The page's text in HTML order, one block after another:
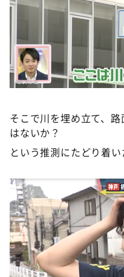
そこで川を埋め立て、
はないか？
という推測にたどり着い